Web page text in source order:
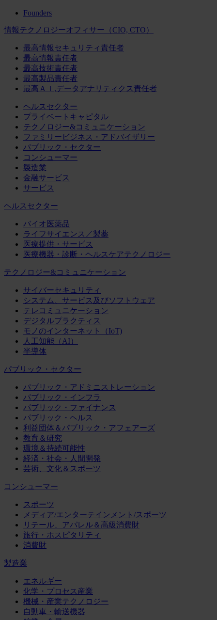
Founders
情報テクノロジーオフィサー（CIO, CTO）
最高情報セキュリティ責任者
最高情報責任者
最高技術責任者
最高製品責任者
最高ＡＩ,データアナリティクス責任者
ヘルスセクター
プライベートキャピタル
テクノロジー&コミュニケーション
ファミリービジネス・アドバイザリー
パブリック・セクター
コンシューマー
製造業
金融サービス
サービス
ヘルスセクター
バイオ医薬品
ライフサイエンス／製薬
医療提供・サービス
医療機器・診断・ヘルスケアテクノロジー
テクノロジー&コミュニケーション
サイバーセキュリティ
システム、サービス及びソフトウェア
テレコミュニケーション
デジタルプラクティス
モノのインターネット（IoT)
人工知能（AI）
半導体
パブリック・セクター
パブリック・アドミニストレーション
パブリック・インフラ
パブリック・ファイナンス
パブリック・ヘルス
利益団体＆パブリック・アフェアーズ
教育＆研究
環境＆持続可能性
経済・社会・人間開発
芸術、文化＆スポーツ
コンシューマー
スポーツ
メディア/エンターテインメント/スポーツ
リテール、アパレル＆高級消費財
旅行・ホスピタリティ
消費財
製造業
エネルギー
化学・プロセス産業
機械・産業テクノロジー
自動車・輸送機器